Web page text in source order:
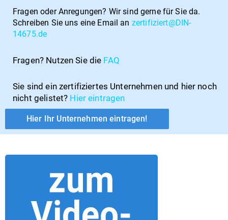
Fragen oder Anregungen? Wir sind gerne für Sie da.
Schreiben Sie uns eine Email an zertifiziert@DIN-
14675.de
Fragen? Nutzen Sie die FAQ
Sie sind ein zertifiziertes Unternehmen und hier noch
nicht gelistet? Hier eintragen
Hier Ihr Unternehmen eintragen!